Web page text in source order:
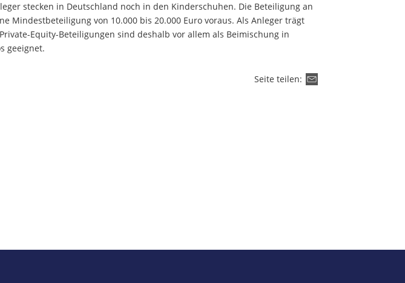
stecken in Deutschland noch in den Kinderschuhen. Die Beteiligung an
Mindestbeteiligung von 10.000 bis 20.000 Euro voraus. Als Anleger trägt
Equity-Beteiligungen sind deshalb vor allem als Beimischung in
geeignet.
Seite teilen: